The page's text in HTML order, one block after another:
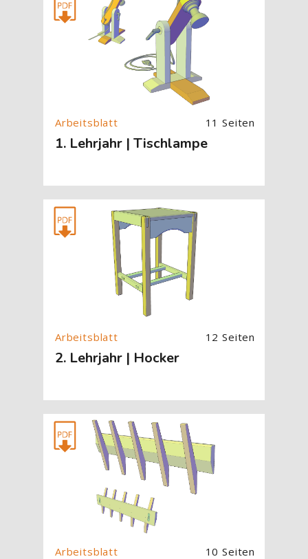
11 Seiten
1. Lehrjahr | Tischlampe
[Cocoon] About (Text with Image) überspringen
12 Seiten
2. Lehrjahr | Hocker
[Cocoon] About (Text with Image) überspringen
10 Seiten